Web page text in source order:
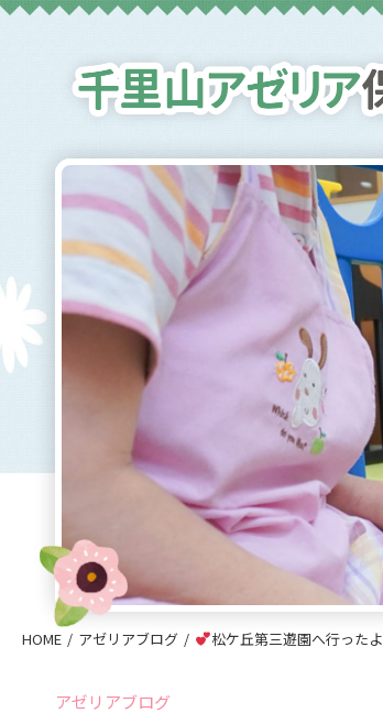
HOME アゼリアブログ 松ケ丘第三遊園へ行ったよ
アゼリアブログ